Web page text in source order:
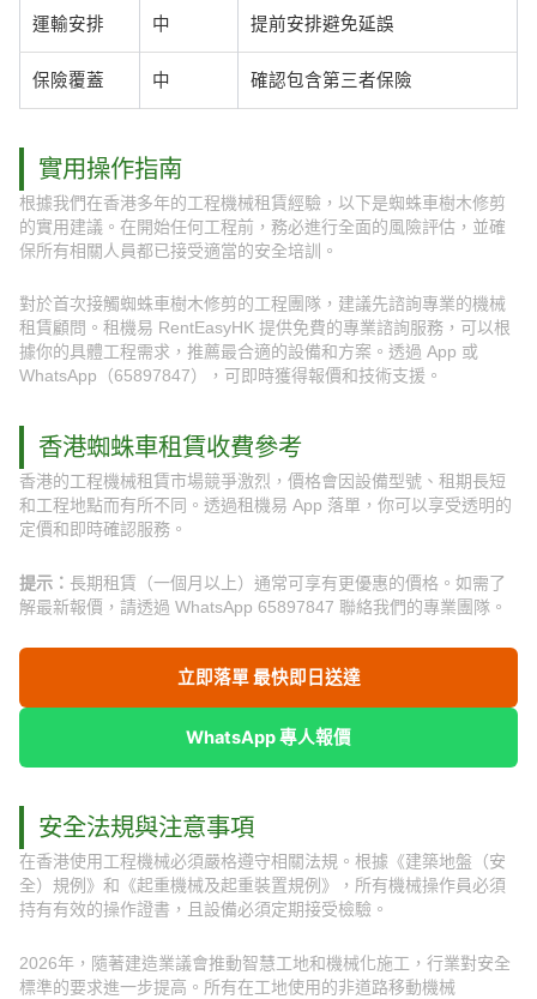
運輸安排 中 提前安排避免延誤
保險覆蓋 中 確認包含第三者保險
實用操作指南
根據我們在香港多年的工程機械租賃經驗，以下是蜘蛛車樹木修剪
的實用建議。在開始任何工程前，務必進行全面的風險評估，並確
保所有相關人員都已接受適當的安全培訓。
對於首次接觸蜘蛛車樹木修剪的工程團隊，建議先諮詢專業的機械
租賃顧問。租機易 RentEasyHK 提供免費的專業諮詢服務，可以根
據你的具體工程需求，推薦最合適的設備和方案。透過 App 或
WhatsApp（65897847），可即時獲得報價和技術支援。
香港蜘蛛車租賃收費參考
香港的工程機械租賃市場競爭激烈，價格會因設備型號、租期長短
和工程地點而有所不同。透過租機易 App 落單，你可以享受透明的
定價和即時確認服務。
提示： 長期租賃（一個月以上）通常可享有更優惠的價格。如需了
解最新報價，請透過 WhatsApp 65897847 聯絡我們的專業團隊。
立即落單 最快即日送達
WhatsApp 專人報價
安全法規與注意事項
在香港使用工程機械必須嚴格遵守相關法規。根據《建築地盤（安
全）規例》和《起重機械及起重裝置規例》，所有機械操作員必須
持有有效的操作證書，且設備必須定期接受檢驗。
2026年，隨著建造業議會推動智慧工地和機械化施工，行業對安全
標準的要求進一步提高。所有在工地使用的非道路移動機械